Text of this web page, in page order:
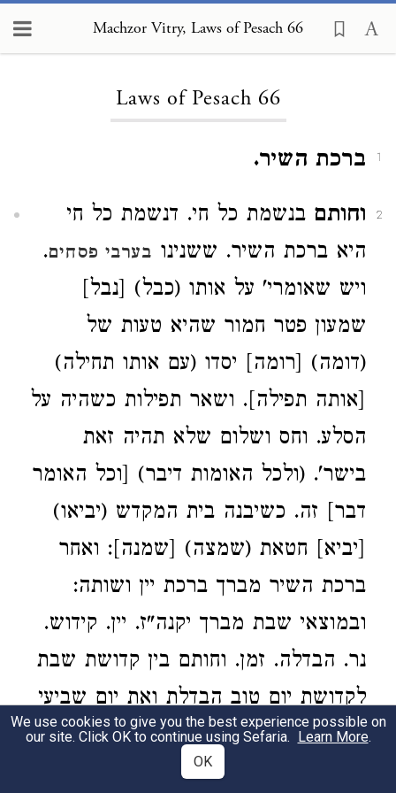
Machzor Vitry, Laws of Pesach 66
Laws of Pesach 66
1 ברכת השיר.
2 וחותם בנשמת כל חי. דנשמת כל חי
היא ברכת השיר. ששנינו בערבי פסחים.
ויש שאומרי' על אותו (כבל) [נבל]
שמעון פטר חמור שהיא טעות של
(דומה) [רומה] יסדו (עם אותו תחילה)
[אותה תפילה]. ושאר תפילות כשהיה על
הסלע. וחס ושלום שלא תהיה זאת
בישר'. (ולכל האומות דיבר) [וכל האומר
דבר] זה. כשיבנה בית המקדש (יביאו)
[יביא] חטאת (שמצה) [שמנה]: ואחר
ברכת השיר מברך ברכת יין ושותה:
ובמוצאי שבת מברך יקנה"ז. יין. קידוש.
נר. הבדלה. זמן. וחותם בין קדושת שבת
לקדושת יום טוב הבדלת ואת יום שביעי
מששת ימי המעשה קידשת. הבדלת
וקדשת את עמך ישראל בקדושתך. ברוך
We use cookies to give you the best experience possible on
our site. Click OK to continue using Sefaria. Learn More.
OK